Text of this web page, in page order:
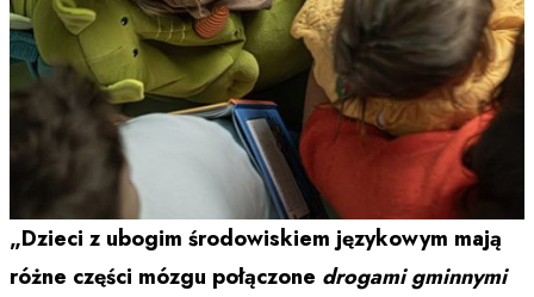
„Dzieci z ubogim środowiskiem językowym mają
różne części mózgu połączone drogami gminnymi